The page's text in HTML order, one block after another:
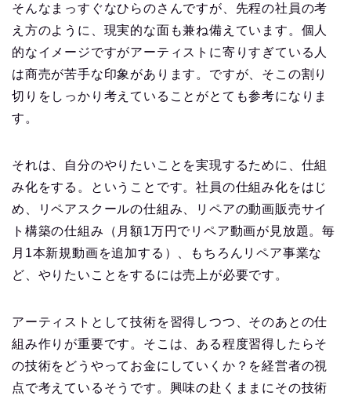
そんなまっすぐなひらのさんですが、先程の社員の考
え方のように、現実的な面も兼ね備えています。個人
的なイメージですがアーティストに寄りすぎている人
は商売が苦手な印象があります。ですが、そこの割り
切りをしっかり考えていることがとても参考になりま
す。
それは、自分のやりたいことを実現するために、仕組
み化をする。ということです。社員の仕組み化をはじ
め、リペアスクールの仕組み、リペアの動画販売サイ
ト構築の仕組み（月額1万円でリペア動画が見放題。毎
月1本新規動画を追加する）、もちろんリペア事業な
ど、やりたいことをするには売上が必要です。
アーティストとして技術を習得しつつ、そのあとの仕
組み作りが重要です。そこは、ある程度習得したらそ
の技術をどうやってお金にしていくか？を経営者の視
点で考えているそうです。興味の赴くままにその技術